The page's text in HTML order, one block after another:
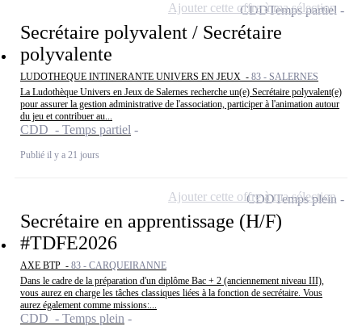
Secrétaire polyvalent / Secrétaire
polyvalente
LUDOTHEQUE INTINERANTE UNIVERS EN JEUX - 83 - SALERNES
La Ludothèque Univers en Jeux de Salernes recherche un(e) Secrétaire polyvalent(e)
pour assurer la gestion administrative de l'association, participer à l'animation autour
du jeu et contribuer au...
CDD - Temps partiel
Publié il y a 21 jours
CDDTemps partiel
Ajouter cette offre à ma sélection
Secrétaire en apprentissage (H/F)
#TDFE2026
AXE BTP - 83 - CARQUEIRANNE
Dans le cadre de la préparation d'un diplôme Bac + 2 (anciennement niveau III),
vous aurez en charge les tâches classiques liées à la fonction de secrétaire. Vous
aurez également comme missions:...
CDD - Temps plein
CDDTemps plein
Ajouter cette offre à ma sélection